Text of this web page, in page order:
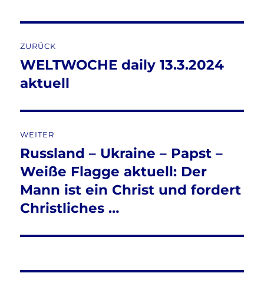
ZURÜCK
Vorheriger
Beitrag:
WELTWOCHE daily 13.3.2024
aktuell
WEITER
Nächster
Beitrag:
Russland – Ukraine – Papst –
Weiße Flagge aktuell: Der
Mann ist ein Christ und fordert
Christliches …